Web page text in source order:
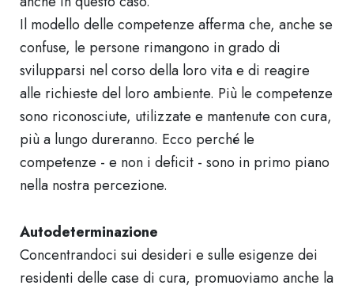
Il modello delle competenze afferma che, anche se
confuse, le persone rimangono in grado di
svilupparsi nel corso della loro vita e di reagire
alle richieste del loro ambiente. Più le competenze
sono riconosciute, utilizzate e mantenute con cura,
più a lungo dureranno. Ecco perché le
competenze - e non i deficit - sono in primo piano
nella nostra percezione.
Autodeterminazione
Concentrandoci sui desideri e sulle esigenze dei
residenti delle case di cura, promuoviamo anche la